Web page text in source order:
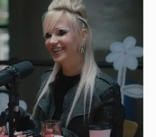
о съёмках для
3